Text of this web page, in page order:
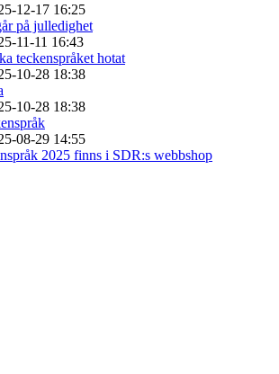
12-17 16:25
på julledighet
11-11 16:43
teckenspråket hotat
10-28 18:38
10-28 18:38
08-29 14:55
2025 finns i SDR:s webbshop